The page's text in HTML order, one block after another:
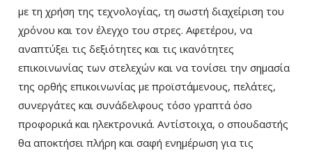
με τη χρήση της τεχνολογίας, τη σωστή διαχείριση του
χρόνου και τον έλεγχο του στρες. Αφετέρου, να
αναπτύξει τις δεξιότητες και τις ικανότητες
επικοινωνίας των στελεχών και να τονίσει την σημασία
της ορθής επικοινωνίας με προϊστάμενους, πελάτες,
συνεργάτες και συνάδελφους τόσο γραπτά όσο
προφορικά και ηλεκτρονικά. Αντίστοιχα, ο σπουδαστής
θα αποκτήσει πλήρη και σαφή ενημέρωση για τις